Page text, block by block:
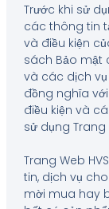
Trước khi sử
các thông tin
và điều kiện
sách Bảo mật
và các dịch vụ
đồng nghĩa
điều kiện và
sử dụng Trang
Trang Web
tin, dịch vụ
mời mua hay